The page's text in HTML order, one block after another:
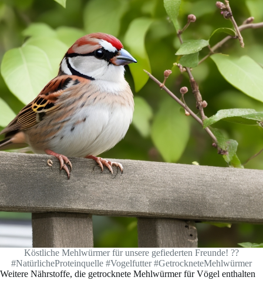
Köstliche Mehlwürmer für unsere gefiederten Freunde! ??
#NatürlicheProteinquelle #Vogelfutter #GetrockneteMehlwürmer
Weitere Nährstoffe, die getrocknete Mehlwürmer für Vögel enthalten